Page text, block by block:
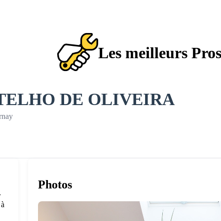
Les meilleurs
DE OLIVEIRA
Photos